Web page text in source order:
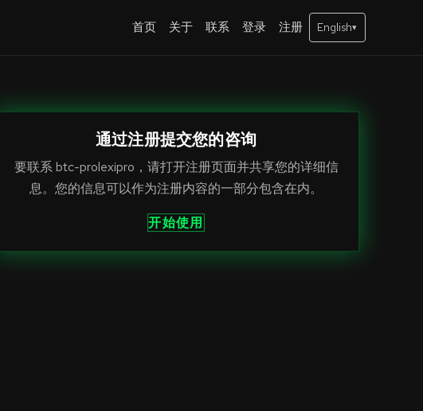
首页 关于 联系 登录 注册 English▾
通过注册提交您的咨询
要联系 btc-prolexipro，请打开注册页面并共享您的详细信
息。您的信息可以作为注册内容的一部分包含在内。
开始使用